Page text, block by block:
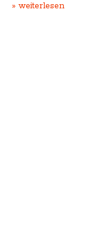
» weiterlesen